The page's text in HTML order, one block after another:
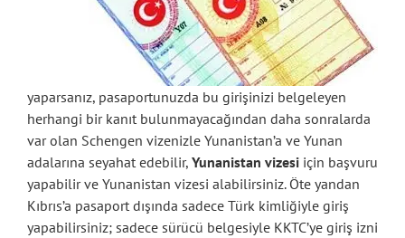
yaparsanız, pasaportunuzda bu girişinizi belgeleyen
herhangi bir kanıt bulunmayacağından daha sonralarda
var olan Schengen vizenizle Yunanistan’a ve Yunan
adalarına seyahat edebilir, Yunanistan vizesi için başvuru
yapabilir ve Yunanistan vizesi alabilirsiniz. Öte yandan
Kıbrıs’a pasaport dışında sadece Türk kimliğiyle giriş
yapabilirsiniz; sadece sürücü belgesiyle KKTC’ye giriş izni